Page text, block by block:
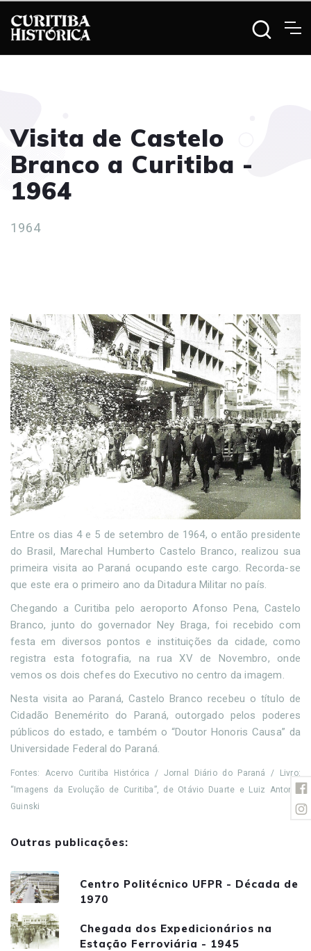
Visita de Castelo
Branco a Curitiba -
1964
1964
Entre os dias 4 e 5 de setembro de 1964, o então presidente
do Brasil, Marechal Humberto Castelo Branco, realizou sua
primeira visita ao Paraná ocupando este cargo. Recorda-se
que este era o primeiro ano da Ditadura Militar no país.
Chegando a Curitiba pelo aeroporto Afonso Pena, Castelo
Branco, junto do governador Ney Braga, foi recebido com
festa em diversos pontos e instituições da cidade, como
registra esta fotografia, na rua XV de Novembro, onde
vemos os dois chefes do Executivo no centro da imagem.
Nesta visita ao Paraná, Castelo Branco recebeu o título de
Cidadão Benemérito do Paraná, outorgado pelos poderes
públicos do estado, e também o “Doutor Honoris Causa” da
Universidade Federal do Paraná.
Fontes: Acervo Curitiba Histórica / Jornal Diário do Paraná / Livro:
“Imagens da Evolução de Curitiba”, de Otávio Duarte e Luiz Antonio
Guinski
Outras publicações:
Centro Politécnico UFPR - Década de
1970
Chegada dos Expedicionários na
Estação Ferroviária - 1945